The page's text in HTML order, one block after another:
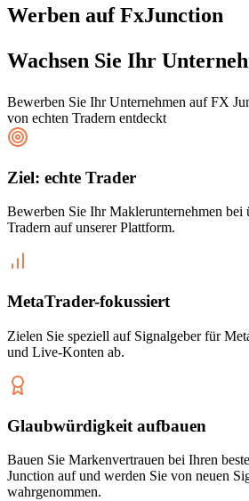
Werben auf FxJunction
Wachsen Sie Ihr
Bewerben Sie Ihr Unternehmen auf FX
von echten Tradern entdeckt
Ziel: echte Trader
Bewerben Sie Ihr Maklerunternehmen bei
Tradern auf unserer Plattform.
MetaTrader-fokussiert
Zielen Sie speziell auf Signalgeber für
und Live-Konten ab.
Glaubwürdigkeit aufbauen
Bauen Sie Markenvertrauen bei Ihren
Junction auf und werden Sie von neuen
wahrgenommen.